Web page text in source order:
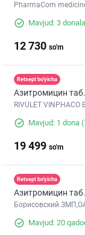
PharmaCom
Mavjud: 3
12 730 so'm
Retsept bo'yicha
Азитромицин
RIVULET VINPHACO
Mavjud: 1 dona
19 499 so'm
Retsept bo'yicha
Азитромицин
Борисовский
Mavjud: 20